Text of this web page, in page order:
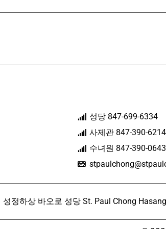
성당 847-699-6334
사제관 847-390-6214
수녀원 847-390-0643
성정하상 바오로 성당 St. Paul Chong